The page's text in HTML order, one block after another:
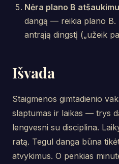
Nėra plano B
dangą — reikia plano B.
antrąją dingstį („užeik
Išvada
Staigmenos gimtadienio
slaptumas ir laikas — trys
lengvesni su disciplina.
ratą. Tegul danga būna
atvykimus. O penkias